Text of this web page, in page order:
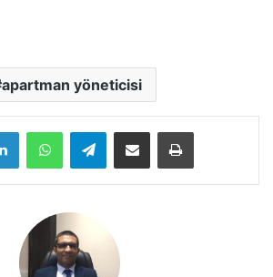
apartman yöneticisi
LinkedInWhatsAppTelegramE-Posta ile paylaş Yazdır